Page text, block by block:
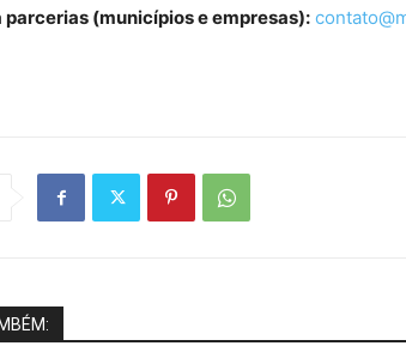
parcerias (municípios e empresas):